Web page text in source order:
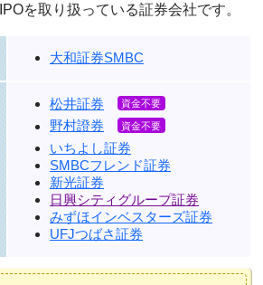
を取り扱っている証券会社です。
大和証券SMBC
松井証券
野村證券
いちよし証券
SMBCフレンド証券
新光証券
日興シティグループ証券
みずほインベスターズ証券
UFJつばさ証券